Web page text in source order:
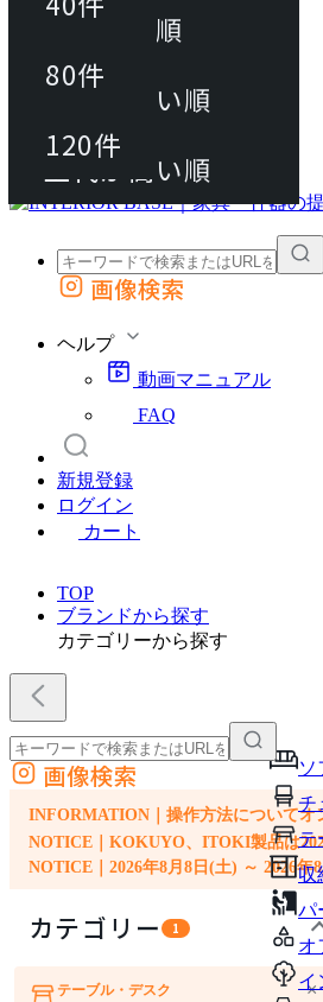
動画マニュアル
FAQ
カート
外部サイトの商品をカートに追加
画像検索
ヘルプ
動画マニュアル
FAQ
新規登録
ログイン
カート
TOP
ブランドから探す
カテゴリーから探す
ソ
チ
テ
収
パ
オ
イ
外部サイトの商品をカートに追加
他のサイトで見つけた商品ページのURLを貼り付けて、カー
画像検索
INFORMATION｜操作方法についてオ
NOTICE｜KOKUYO、ITOKI製品は
NOTICE｜2026年8月8日(土) ～ 2026年
カテゴリー 1
ソファ
チェア・椅子
テーブル・デスク ×
80件
120件
おすすめ順
上代が安い順
上代が高い順
80件
120件